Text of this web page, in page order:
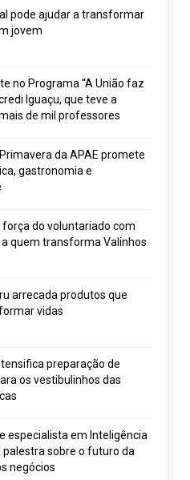
pode ajudar a transformar
jovem
no Programa “A União faz
Iguaçu, que teve a
de mil professores
da APAE promete
gastronomia e
força do voluntariado com
quem transforma Valinhos
arrecada produtos que
vidas
preparação de
os vestibulinhos das
especialista em Inteligência
sobre o futuro da
negócios